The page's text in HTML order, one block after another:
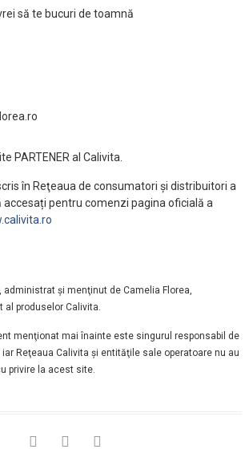
să te bucuri de toamnă
PARTENER al Calivita.
în Reţeaua de consumatori și distribuitori a
accesați pentru comenzi pagina oficială a
şi menţinut de Camelia Florea,
produselor Calivita.
menţionat mai înainte este singurul responsabil de
Reţeaua Calivita şi entităţile sale operatoare nu au
privire la acest site.
facebookinstagram